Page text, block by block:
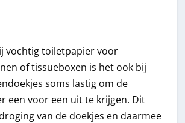
vochtig toiletpapier voor
of tissueboxen is het ook bij
soms lastig om de
een voor een uit te krijgen. Dit
van de doekjes en daarmee